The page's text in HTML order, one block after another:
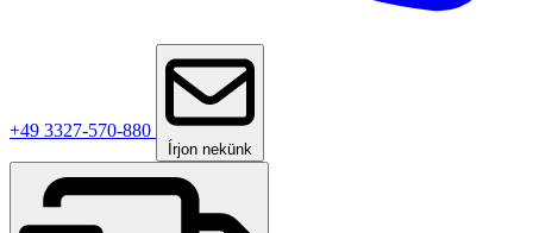
+49 3327-570-880
Írjon nekünk